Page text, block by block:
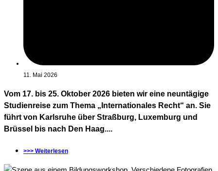
11. Mai 2026
Vom 17. bis 25. Oktober 2026 bieten wir eine neuntägige
Studienreise zum Thema „Internationales Recht“ an. Sie
führt von Karlsruhe über Straßburg, Luxemburg und
Brüssel bis nach Den Haag....
>>> Weiterlesen